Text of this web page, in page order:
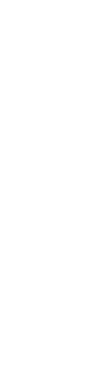
HÖ14 Forsa -
führt Sie durch